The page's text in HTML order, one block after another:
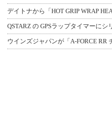
デイトナから「HOT GRIP WRAP
QSTARZ の GPSラップタイマーに
ウインズジャパンが「A-FORCE RR